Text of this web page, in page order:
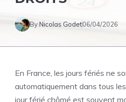
ByNicolas Godet06/04/2026
En France, les jours fériés ne
automatiquement dans tous
jour férié chômé est souvent